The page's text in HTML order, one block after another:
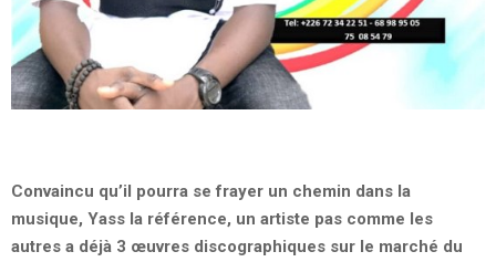
Convaincu qu’il pourra se frayer un chemin dans la
musique, Yass la référence, un artiste pas comme les
autres a déjà 3 œuvres discographiques sur le marché du